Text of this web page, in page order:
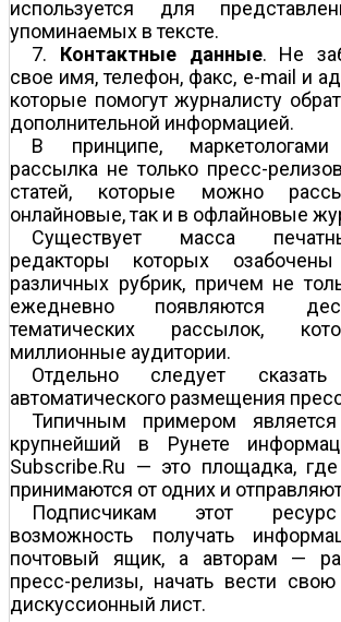
используется для
упоминаемых в тексте.
7. Контактные данные. Не
свое имя, телефон, факс, e-mail и
которые помогут журналисту
дополнительной информацией.
В принципе, маркетологами
рассылка не только пресс-
статей, которые можно
онлайновые, так и в офлайновые
Существует масса
редакторы которых
различных рубрик, причем не
ежедневно появляются
тематических рассылок,
миллионные аудитории.
Отдельно следует
автоматического размещения
Типичным примером
крупнейший в Рунете
Subscribe.Ru — это площадка,
принимаются от одних и
Подписчикам этот
возможность получать
почтовый ящик, а авторам —
пресс-релизы, начать вести
дискуссионный лист.